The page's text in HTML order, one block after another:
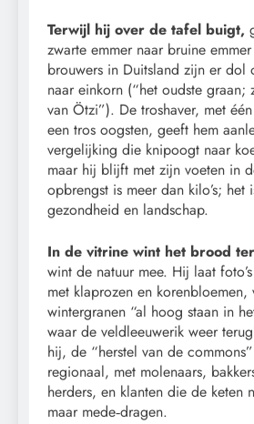
Terwijl hij over de tafel buigt,
zwarte emmer naar bruine
brouwers in Duitsland zijn er dol
naar einkorn (“het oudste graan;
van Ötzi”). De troshaver, met
een tros oogsten, geeft hem
vergelijking die knipoogt naar
maar hij blijft met zijn voeten in
opbrengst is meer dan kilo’s; het
gezondheid en landschap.
In de vitrine wint het brood
wint de natuur mee. Hij laat
met klaprozen en korenbloemen,
wintergranen “al hoog staan in
waar de veldleeuwerik weer
hij, de “herstel van de
regionaal, met molenaars,
herders, en klanten die de keten
maar mede‑dragen.